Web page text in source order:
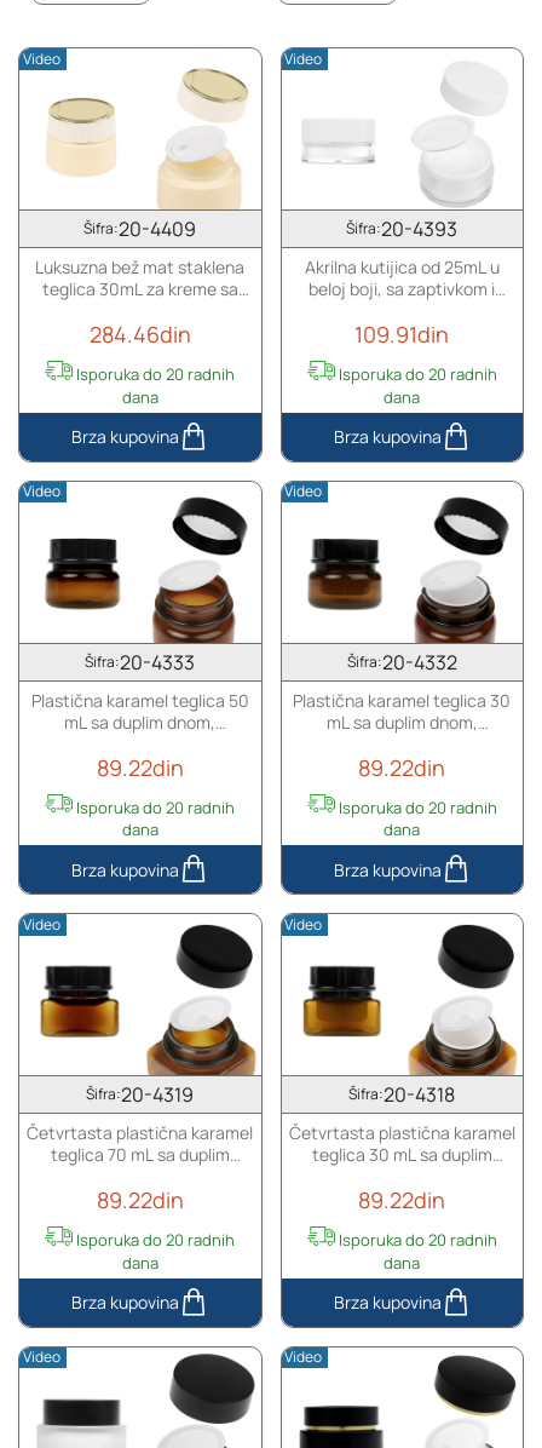
Šifra:20-4409
Luksuzna bež mat staklena
teglica 30mL za kreme sa
međupoklopcem
Video
284.46din
Isporuka do 20 radnih
dana
Luksuzna
mat
teglica
30mL
sa
zatvaračem
plastičnim
Šifra:20-4393
Akrilna kutijica od 25mL u
beloj boji, sa zaptivkom i
Video
109.91din
Isporuka do 20 radnih
dana
Akrilna
od
beloj
boji,
zaptivkom
i
plastičnim
međupoklopcem
Šifra:20-4333
Plastična karamel teglica 50
mL sa duplim dnom,
zatvaračem
Video
89.22din
Isporuka do 20 radnih
dana
Plastična
teglica
duplim
plastičnim
međupoklopcem
zatvaračem
Šifra:20-4332
Plastična karamel teglica 30
mL sa duplim dnom,
zatvaračem
Video
89.22din
Isporuka do 20 radnih
dana
Plastična
teglica
duplim
plastičnim
međupoklopcem
zatvaračem
Šifra:20-4319
Četvrtasta plastična karamel
teglica 70 mL sa duplim
međupoklopcem i
Video
89.22din
Isporuka do 20 radnih
dana
Četvrtasta
karamel
Šifra:20-4318
Četvrtasta plastična karamel
teglica 30 mL sa duplim
međupoklopcem i
Video
89.22din
Isporuka do 20 radnih
dana
Četvrtasta
karamel
mL
Video Video